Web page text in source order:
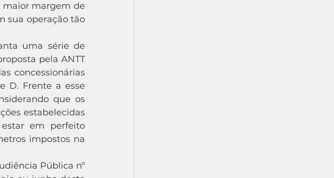
maior margem de
sua operação tão
pela ANTT
concessionárias
D. Frente a esse
que os
estabelecidas
em perfeito
impostos na